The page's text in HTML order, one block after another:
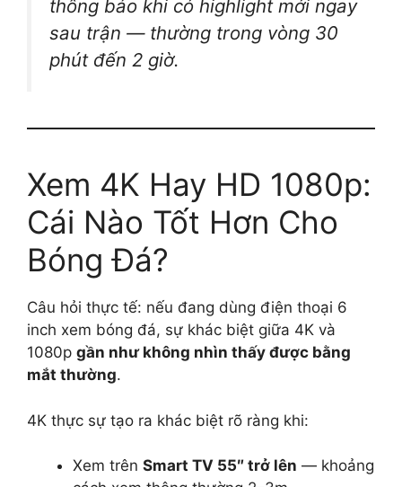
thông báo khi có highlight mới ngay
sau trận — thường trong vòng 30
phút đến 2 giờ.
Xem 4K Hay HD 1080p:
Cái Nào Tốt Hơn Cho
Bóng Đá?
Câu hỏi thực tế: nếu đang dùng điện thoại 6
inch xem bóng đá, sự khác biệt giữa 4K và
1080p gần như không nhìn thấy được bằng
mắt thường.
4K thực sự tạo ra khác biệt rõ ràng khi:
Xem trên Smart TV 55″ trở lên — khoảng